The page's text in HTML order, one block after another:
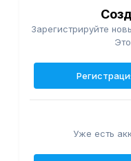
Зарегистрируйте
Уже есть